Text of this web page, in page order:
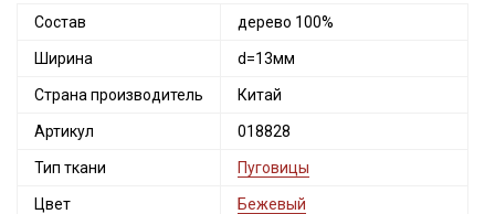
Состав дерево 100%
Ширина d=13мм
Страна производитель Китай
Артикул 018828
Тип ткани Пуговицы
Цвет Бежевый
Мы публикуем здесь дополнительные
категории тканей